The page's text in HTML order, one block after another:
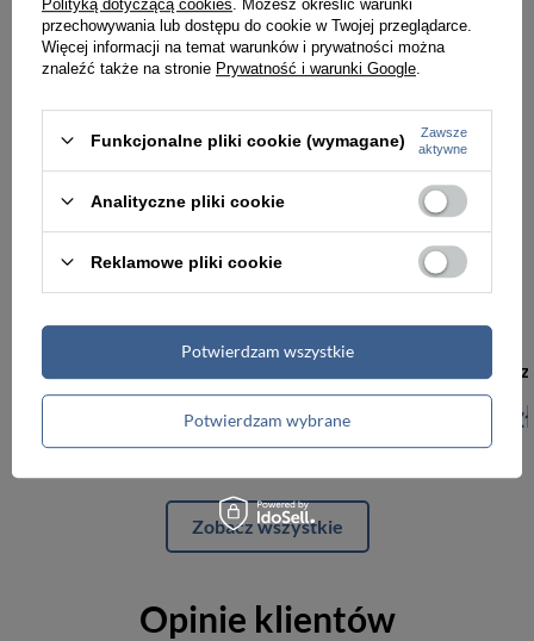
249,99 zł
Zobacz wszystkie
Opinie klientów
Polityką dotyczącą cookies . Możesz określić warunki
przechowywania lub dostępu do cookie w Twojej przeglądarce.
Więcej informacji na temat warunków i prywatności można
znaleźć także na stronie Prywatność i warunki Google
Funkcjonalne pliki cookie (wymagane)
Zawsze
aktywne
Analityczne pliki cookie
Reklamowe pliki cookie
Potwierdzam wybrane
Potwierdzam wszystkie